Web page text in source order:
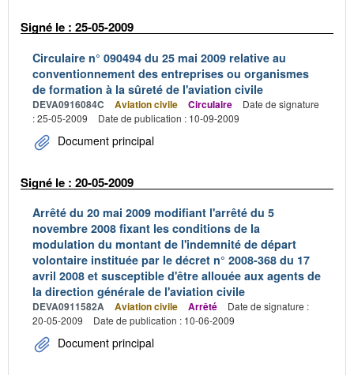
Signé le : 25-05-2009
Circulaire n° 090494 du 25 mai 2009 relative au
conventionnement des entreprises ou organismes
de formation à la sûreté de l'aviation civile
DEVA0916084C Aviation civile Circulaire
Date de signature
: 25-05-2009
Date de publication : 10-09-2009
Document principal
Signé le : 20-05-2009
Arrêté du 20 mai 2009 modifiant l'arrêté du 5
novembre 2008 fixant les conditions de la
modulation du montant de l'indemnité de départ
volontaire instituée par le décret n° 2008-368 du 17
avril 2008 et susceptible d'être allouée aux agents de
la direction générale de l'aviation civile
DEVA0911582A Aviation civile Arrêté
Date de signature :
20-05-2009
Date de publication : 10-06-2009
Document principal